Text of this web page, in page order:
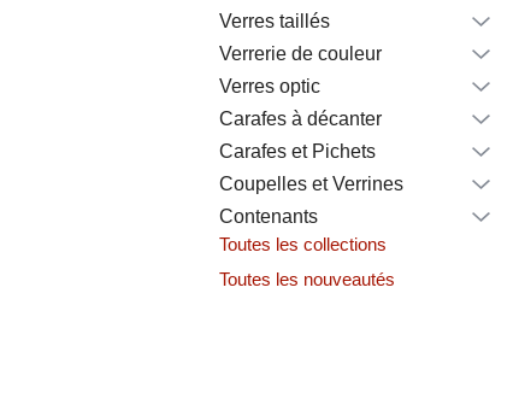
Verres taillés
Verrerie de couleur
Verres optic
Carafes à décanter
Carafes et Pichets
Coupelles et Verrines
Contenants
Toutes les collections
Toutes les nouveautés